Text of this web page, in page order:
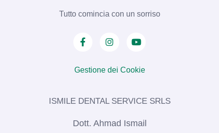
Tutto comincia con un sorriso
Gestione dei Cookie
ISMILE DENTAL SERVICE SRLS​
Dott. Ahmad Ismail